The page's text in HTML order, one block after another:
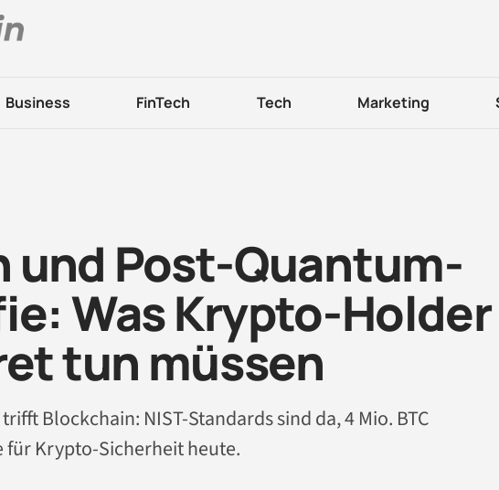
Business FinTech Tech Marketing
und Post-Quantum-
Was Krypto-Holder
tun müssen
Blockchain: NIST-Standards sind da, 4 Mio. BTC
Krypto-Sicherheit heute.